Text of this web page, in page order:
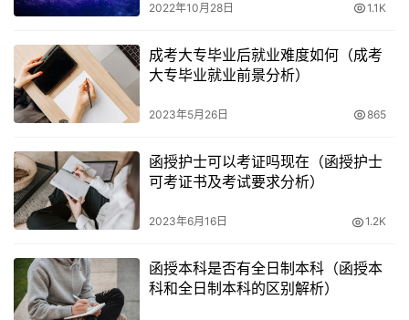
2022年10月28日 1.1K
成考大专毕业后就业难度如何（成考
大专毕业就业前景分析）
2023年5月26日 865
函授护士可以考证吗现在（函授护士
可考证书及考试要求分析）
2023年6月16日 1.2K
函授本科是否有全日制本科（函授本
科和全日制本科的区别解析）